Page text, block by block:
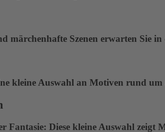
märchenhafte Szenen erwarten Sie
kleine Auswahl an Motiven rund
Diese kleine Auswahl zeigt